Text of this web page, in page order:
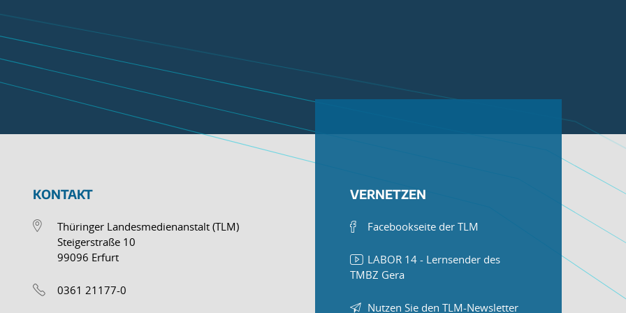
KONTAKT
Thüringer Landesmedienanstalt (TLM)
Steigerstraße 10
99096 Erfurt
0361 21177-0
VERNETZEN
Facebookseite der TLM
LABOR 14 - Lernsender des
TMBZ Gera
Nutzen Sie den TLM-Newsletter